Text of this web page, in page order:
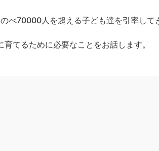
べ70000人を超える子ども達を引率して
てるために必要なことをお話します。